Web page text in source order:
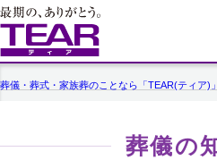
葬儀・葬式・家族葬のことなら「TEAR(ティア)」
葬儀の